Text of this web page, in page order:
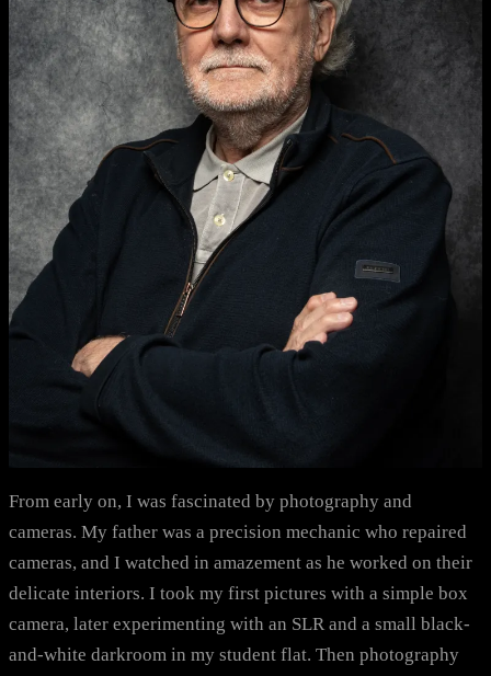
From early on, I was fascinated by photography and
cameras. My father was a precision mechanic who repaired
cameras, and I watched in amazement as he worked on their
delicate interiors. I took my first pictures with a simple box
camera, later experimenting with an SLR and a small black-
and-white darkroom in my student flat. Then photography